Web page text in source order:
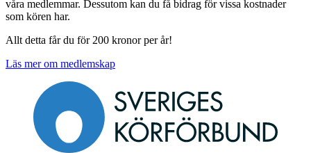
våra medlemmar. Dessutom kan du få bidrag för vissa kostnader
som kören har.
Allt detta får du för 200 kronor per år!
Läs mer om medlemskap